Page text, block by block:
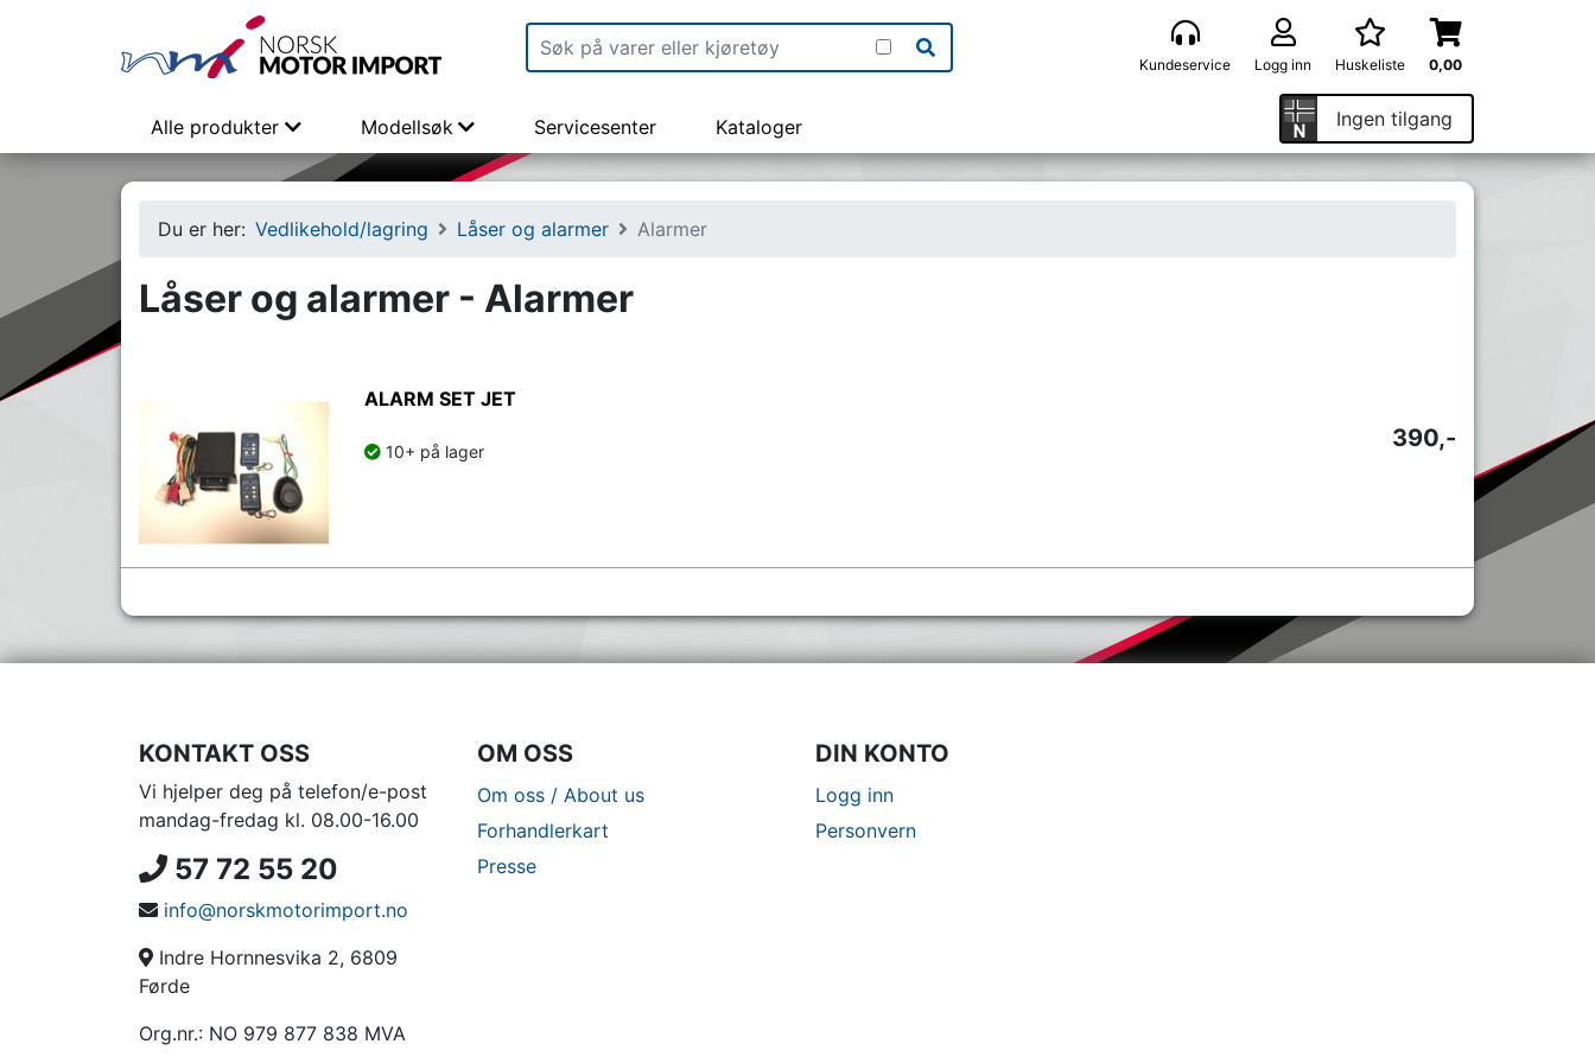
Kundeservice Logg inn Huskeliste 0,00
Alle produkter Modellsøk Servicesenter Kataloger Ingen tilgang
Du er her: Vedlikehold/lagring Låser og alarmer Alarmer
Låser og alarmer - Alarmer
ALARM SET JET
10+ på lager 390,-
KONTAKT OSS
Vi hjelper deg på telefon/e-post
mandag-fredag kl. 08.00-16.00
57 72 55 20
info@norskmotorimport.no
Indre Hornnesvika 2, 6809
Førde
Org.nr.: NO 979 877 838 MVA
OM OSS
Om oss / About us
Forhandlerkart
Presse
DIN KONTO
Logg inn
Personvern